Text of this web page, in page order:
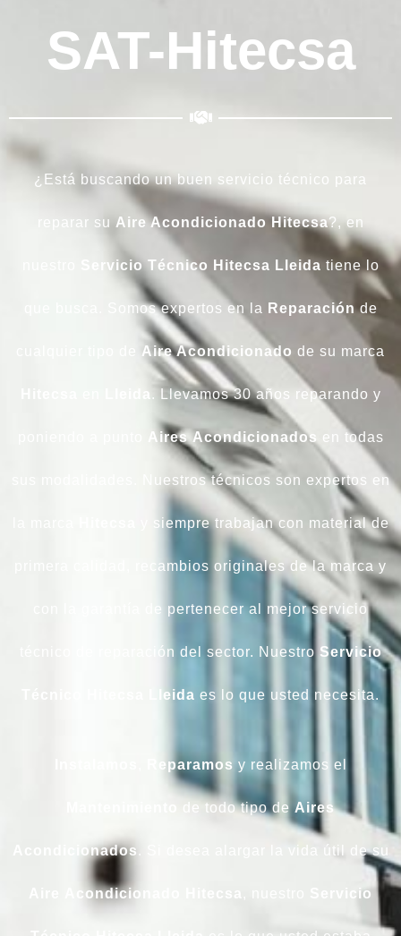
SAT-Hitecsa
¿Está buscando un buen servicio técnico para
reparar su Aire Acondicionado Hitecsa?, en
Servicio Técnico Hitecsa Lleida tiene lo
que busca. Somos expertos en la Reparaciónde
Aire Acondicionado de su marca
Lleida . Llevamos 30 años reparando y
Aires Acondicionados en todas
sus modalidades. Nuestros técnicos son expertos en
y siempre trabajan con material de
primera calidad, recambios originales de la marca y
con la garantía de pertenecer al mejor servicio
técnico de reparación del sector. Nuestro Servicio
Técnico Hitecsa Lleida es lo que usted necesita.
Reparamos y realizamos el
de todo tipo deAires
Acondicionados . Si desea alargar la vida útil de su
Acondicionado Servicio